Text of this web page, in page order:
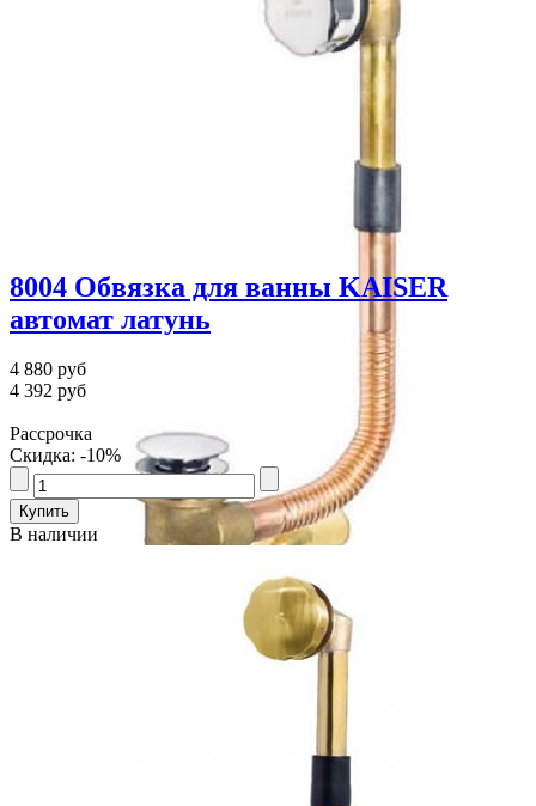
8004 Обвязка для ванны KAISER
автомат латунь
4 880 руб
4 392 руб
Рассрочка
Скидка: -10%
В наличии